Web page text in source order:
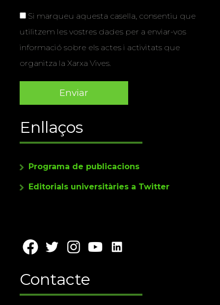
Si marqueu aquesta casella, consentiu que
utilitzem les vostres dades per a enviar-vos
informació sobre els actes i activitats que
organitza la Xarxa Vives.
Enllaços
Programa de publicacions
Editorials universitàries a Twitter
Contacte